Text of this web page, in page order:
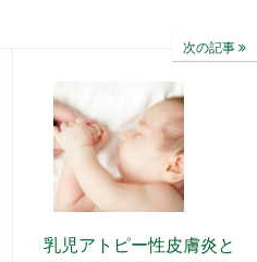
次の記事
乳児アトピー性皮膚炎と